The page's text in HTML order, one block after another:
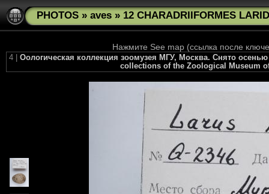
PHOTOS » aves » 12 CHARADRIIFORMES
Нажмите See map (ссылка после
4 | Оологическая коллекция зоомузея МГУ, Москва. Снято
collections of the Zoological Museum